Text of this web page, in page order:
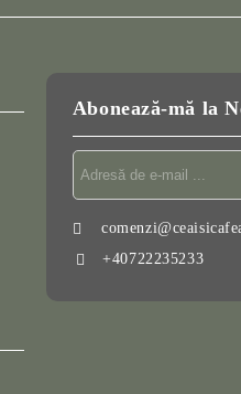
Abonează-mă la
+40722235233